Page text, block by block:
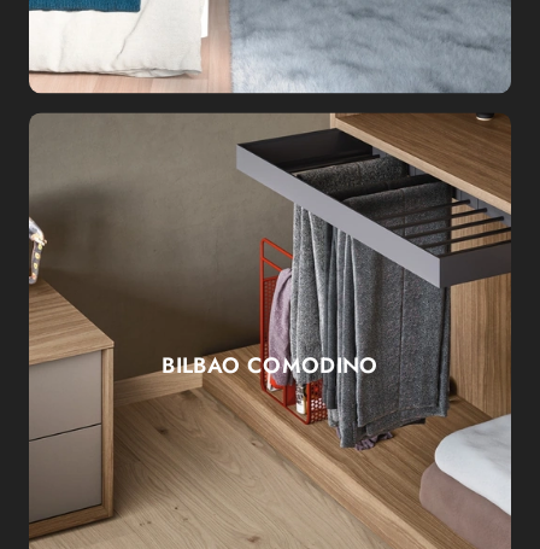
BILBAO COMODINO